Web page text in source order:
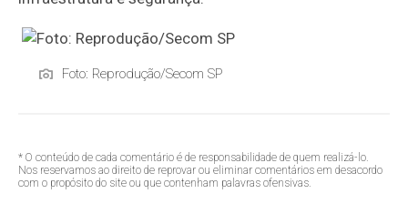
Foto: Reprodução/Secom SP
* O conteúdo de cada comentário é de responsabilidade de quem realizá-lo.
Nos reservamos ao direito de reprovar ou eliminar comentários em desacordo
com o propósito do site ou que contenham palavras ofensivas.